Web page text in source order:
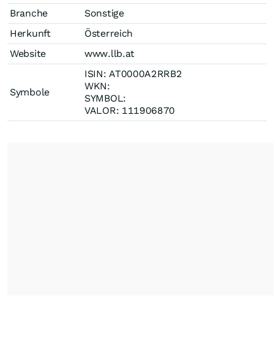
Branche
Sonstige
Herkunft
Österreich
Website
www.llb.at
Symbole
ISIN: AT0000A2RRB2
WKN:
SYMBOL:
VALOR: 111906870